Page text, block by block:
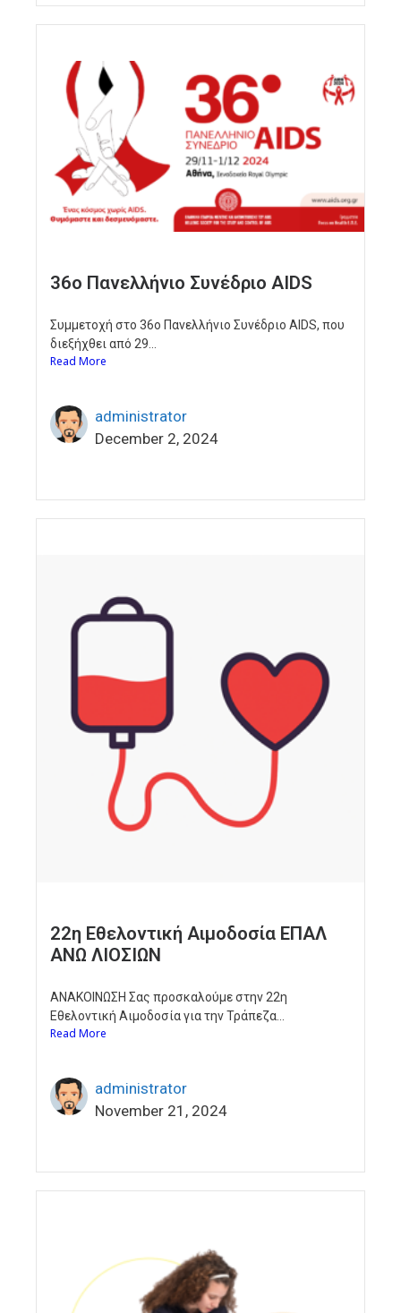
36ο Πανελλήνιο Συνέδριο AIDS
Συμμετοχή στο 36ο Πανελλήνιο Συνέδριο AIDS, που
διεξήχθει από 29...
Read More
administrator
December 2, 2024
22η Εθελοντική Αιμοδοσία ΕΠΑΛ
ΑΝΩ ΛΙΟΣΙΩΝ
ΑΝΑΚΟΙΝΩΣΗ Σας προσκαλούμε στην 22η
Εθελοντική Αιμοδοσία για την Τράπεζα...
Read More
administrator
November 21, 2024